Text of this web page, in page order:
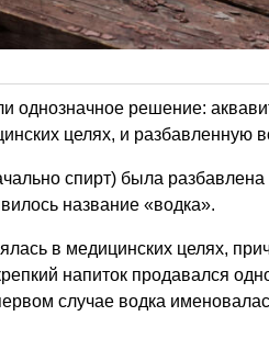
однозначное решение:
целях, и разбавленную
спирт) была
название «водка».
в медицинских целях,
напиток продавался
случае водка